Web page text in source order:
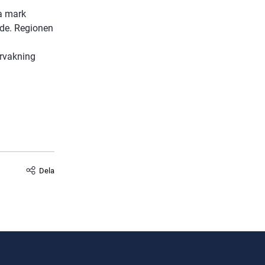
mark
Regionen
Dela